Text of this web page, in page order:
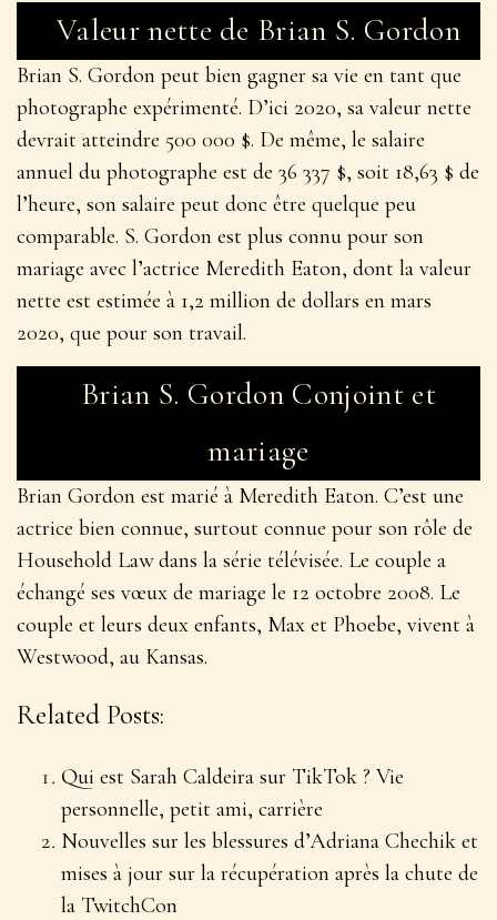
Valeur nette de Brian S. Gordon
Brian S. Gordon peut bien gagner sa vie en tant que
photographe expérimenté. D’ici 2020, sa valeur nette
devrait atteindre 500 000 $. De même, le salaire
annuel du photographe est de 36 337 $, soit 18,63 $ de
l’heure, son salaire peut donc être quelque peu
comparable. S. Gordon est plus connu pour son
mariage avec l’actrice Meredith Eaton, dont la valeur
nette est estimée à 1,2 million de dollars en mars
2020, que pour son travail.
Brian S. Gordon Conjoint et
mariage
Brian Gordon est marié à Meredith Eaton. C’est une
actrice bien connue, surtout connue pour son rôle de
Household Law dans la série télévisée. Le couple a
échangé ses vœux de mariage le 12 octobre 2008. Le
couple et leurs deux enfants, Max et Phoebe, vivent à
Westwood, au Kansas.
Related Posts:
Qui est Sarah Caldeira sur TikTok ? Vie
personnelle, petit ami, carrière
Nouvelles sur les blessures d’Adriana Chechik et
mises à jour sur la récupération après la chute de
la TwitchCon